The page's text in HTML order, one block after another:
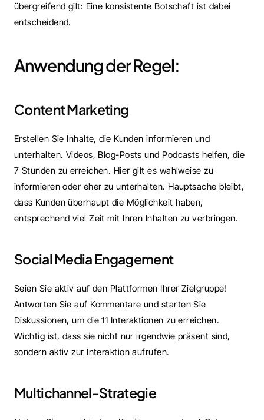
übergreifend gilt: Eine konsistente Botschaft ist dabei
entscheidend.
Anwendung der Regel:
Content Marketing
Erstellen Sie Inhalte, die Kunden informieren und
unterhalten. Videos, Blog-Posts und Podcasts helfen, die
7 Stunden zu erreichen. Hier gilt es wahlweise zu
informieren oder eher zu unterhalten. Hauptsache bleibt,
dass Kunden überhaupt die Möglichkeit haben,
entsprechend viel Zeit mit Ihren Inhalten zu verbringen.
Social Media Engagement
Seien Sie aktiv auf den Plattformen Ihrer Zielgruppe!
Antworten Sie auf Kommentare und starten Sie
Diskussionen, um die 11 Interaktionen zu erreichen.
Wichtig ist, dass sie nicht nur irgendwie präsent sind,
sondern aktiv zur Interaktion aufrufen.
Multichannel-Strategie